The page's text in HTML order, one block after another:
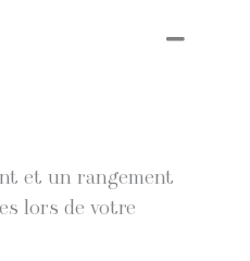
et un rangement
lors de votre